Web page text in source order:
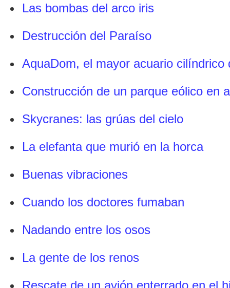
Las bombas del arco iris
Destrucción del Paraíso
AquaDom, el mayor acuario cilíndrico
Construcción de un parque eólico en
Skycranes: las grúas del cielo
La elefanta que murió en la horca
Buenas vibraciones
Cuando los doctores fumaban
Nadando entre los osos
La gente de los renos
Rescate de un avión enterrado en el